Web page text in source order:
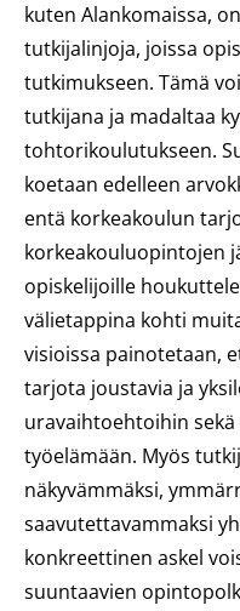
kuten Alankomaissa,
tutkijalinjoja, joissa
tutkimukseen. Tämä
tutkijana ja madaltaa
tohtorikoulutukseen.
koetaan edelleen
entä korkeakoulun
korkeakouluopintojen
opiskelijoille
välietappina kohti
visioissa painotetaan,
tarjota joustavia ja
uravaihtoehtoihin
työelämään. Myös
näkyvämmäksi,
saavutettavammaksi
konkreettinen askel
suuntaavien